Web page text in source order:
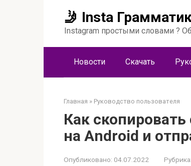
🤳 Insta
Instagram простыми словами ?
Новости Скачать
Главная » Руководство пользователя
Как
на Android и
Опубликовано: 04.07.2022 Рубрика: